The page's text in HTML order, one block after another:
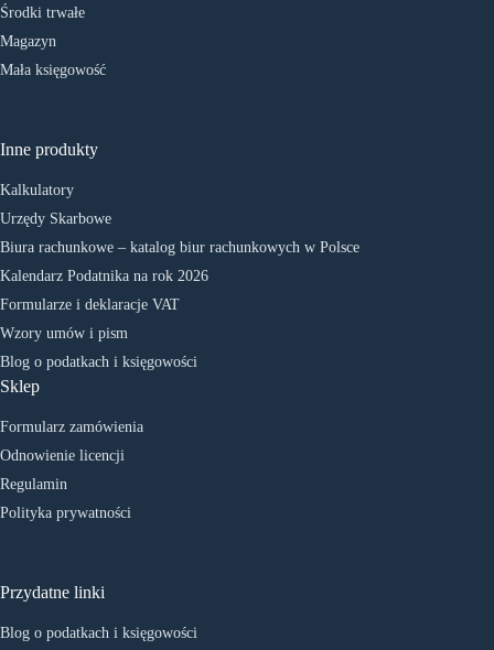
Środki trwałe
Magazyn
Mała księgowość
Inne produkty
Kalkulatory
Urzędy Skarbowe
Biura rachunkowe – katalog biur rachunkowych w Polsce
Kalendarz Podatnika na rok 2026
Formularze i deklaracje VAT
Wzory umów i pism
Blog o podatkach i księgowości
Sklep
Formularz zamówienia
Odnowienie licencji
Regulamin
Polityka prywatności
Przydatne linki
Blog o podatkach i księgowości